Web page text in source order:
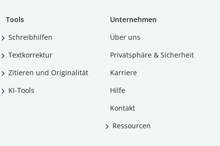
Tools
Schreibhilfen
Textkorrektur
Zitieren und Originalität
KI-Tools
Unternehmen
Über uns
Privatsphäre & Sicherheit
Karriere
Hilfe
Kontakt
Ressourcen